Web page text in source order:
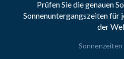
Prüfen Sie die genauen
Sonnenuntergangszeiten für
der